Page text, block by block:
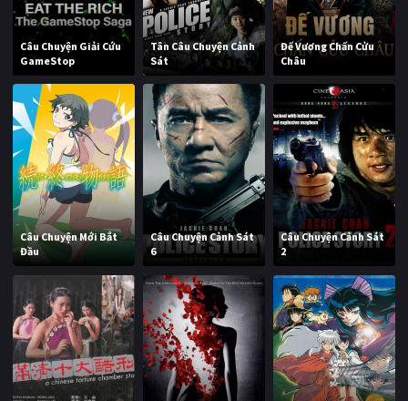
Câu Chuyện Giải Cứu
GameStop
Tân Câu Chuyện Cảnh
Sát
Đế Vương Chấn Cửu
Châu
Câu Chuyện Mới Bắt
Đầu
Câu Chuyện Cảnh Sát
6
Câu Chuyện Cảnh Sát
2